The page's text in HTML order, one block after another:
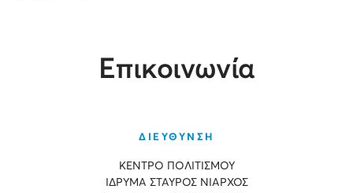
Επικοινωνία
ΔΙΕΥΘΥΝΣΗ
ΚΕΝΤΡΟ ΠΟΛΙΤΙΣΜΟΥ
ΙΔΡΥΜΑ ΣΤΑΥΡΟΣ ΝΙΑΡΧΟΣ